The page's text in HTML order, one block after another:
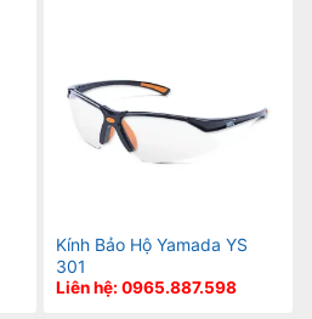
Kính Bảo Hộ Yamada YS
301
Liên hệ: 0965.887.598